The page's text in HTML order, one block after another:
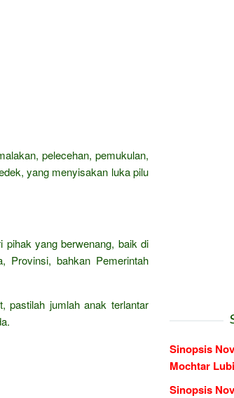
pelecehan, pemukulan,
yang menyisakan luka pilu
pihak yang berwenang, baik di
Provinsi, bahkan Pemerintah
pastilah jumlah anak terlantar
Sinopsis
Mochtar
Sinopsis